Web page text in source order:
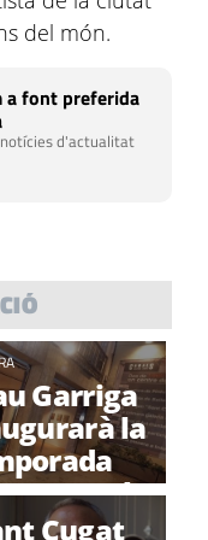
del món.
a font preferida
d'actualitat
Garriga
la
2012 a la
Cugat